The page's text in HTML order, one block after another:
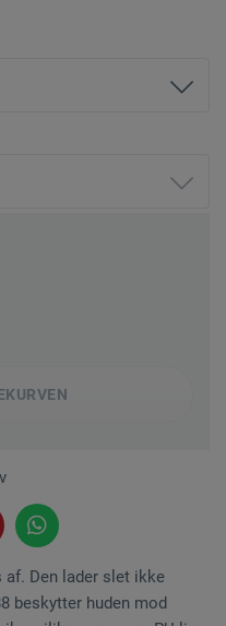
af. Den lader slet ikke
beskytter huden mod